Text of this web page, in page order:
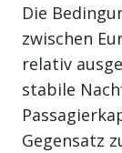
Die
zwischen
relativ
stabile
Gegensatz